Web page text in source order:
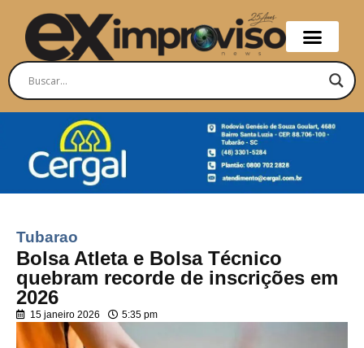
Tubarao
Bolsa Atleta e Bolsa Técnico
quebram recorde de inscrições em
2026
15 janeiro 2026 5:35 pm